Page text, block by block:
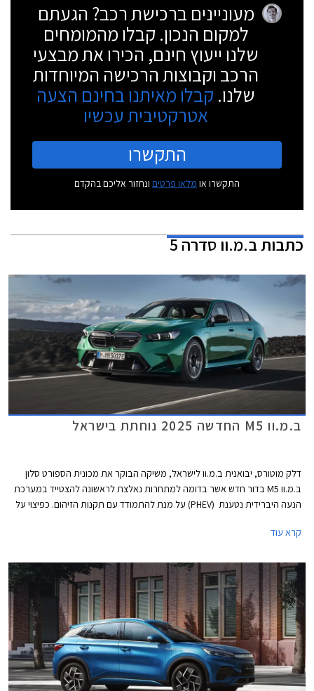
מעוניינים ברכישת רכב? הגעתם
למקום הנכון. קבלו מהמומחים
שלנו ייעוץ חינם, הכירו את מבצעי
הרכב וקבוצות הרכישה המיוחדות
שלנו. קבלו מאיתנו בחינם הצעה
אטרקטיבית עכשיו
התקשרו
התקשרו או מלאו פרטים ונחזור אליכם בהקדם
כתבותב.מ.וו סדרה 5
ב.מ.וו M5 החדשה 2025 נוחתת בישראל
דלק מוטורס, יבואנית ב.מ.וו לישראל, משיקה הבוקר את מכונית הספורט סלון
ב.מ.וו M5 בדור חדש אשר בדומה למתחרות נאלצת לראשונה להצטייד במערכת
הנעה היברידית נטענת (PHEV) על מנת להתמודד עם תקנות הזיהום. כפיצוי על
של עד 68 ק"מ. מחירה של ב.מ.וו M5 החדשה 2025 עומד על 1,199,900 ₪.
קרא עוד